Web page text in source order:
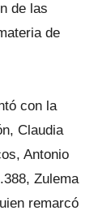
de las
de
con la
Claudia
Antonio
Zulema
remarcó